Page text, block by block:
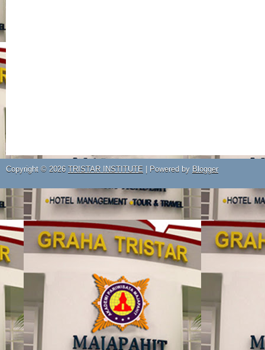
Copyright © 2026 TRISTAR INSTITUTE | Powered by Blogger